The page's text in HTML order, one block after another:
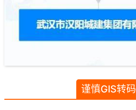
谨慎GIS转码